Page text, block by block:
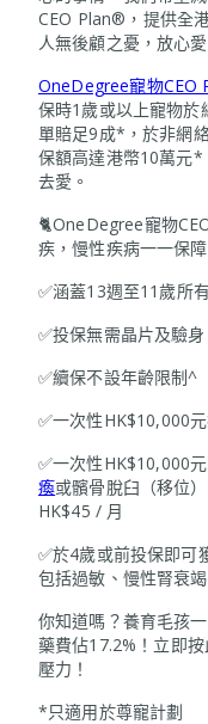
CEO Plan®，提供全
人無後顧之憂，放心
OneDegree寵物CEO
保時1歲或以上寵物於
單賠足9成*，於非網
保額高達港幣10萬元*
去愛。
🐈OneDegree寵物
疾，慢性疾病一一保
✅涵蓋13週至11歲所
✅投保無需晶片及驗身
✅續保不設年齡限制^
✅一次性HK$10,000
✅一次性HK$10,000
瘓或髕骨脫臼（移位
HK$45 / 月
✅於4歲或前投保即可
包括過敏、慢性腎衰
你知道嗎？養育毛孩
藥費佔17.2%！立即
壓力！
*只適用於尊寵計劃